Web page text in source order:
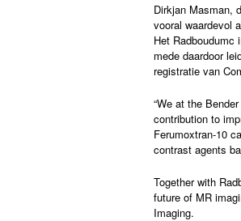
Dirkjan Masman,
vooral waardevol
Het
mede daardoor
registratie van
“We at the
contribution to
Ferumoxtran-10
contrast agents
Together with
future of MR
Imaging.